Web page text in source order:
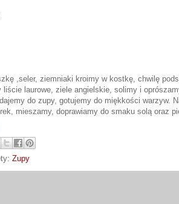
,seler, ziemniaki kroimy w kostkę, chwilę
liście laurowe, ziele angielskie, solimy i
do zupy, gotujemy do miękkości warzyw.
mieszamy, doprawiamy do smaku solą oraz
Zupy